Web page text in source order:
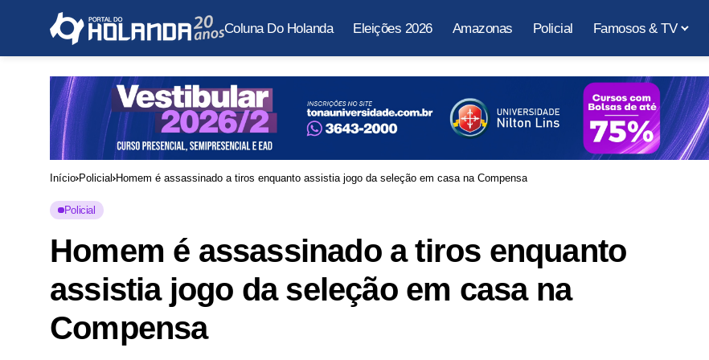
Coluna Do Holanda Eleições 2026 Amazonas Policial Famosos & TV
Início Policial Homem é assassinado a tiros enquanto assistia jogo da seleção em casa na Compensa
Policial
Homem é assassinado a tiros enquanto
assistia jogo da seleção em casa na
Compensa